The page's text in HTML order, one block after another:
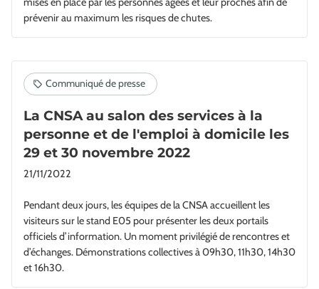
prévenir au maximum les risques de chutes.
La CNSA au salon des services à la
personne et de l'emploi à domicile les
29 et 30 novembre 2022
21/11/2022
Pendant deux jours, les équipes de la CNSA accueillent les
visiteurs sur le stand E05 pour présenter les deux portails
officiels d’information. Un moment privilégié de rencontres et
d’échanges. Démonstrations collectives à 09h30, 11h30, 14h30
et 16h30.